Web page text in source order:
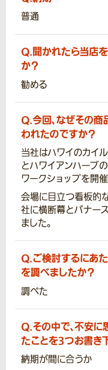
普通
Q.聞かれたら当店
か？
勧める
Q.今回、なぜその商
われたのですか？
当社はハワイのカイ
とハワイアンハーブ
ワークショップを開
会場に目立つ看板的
社に横断幕とバナー
ました。
Q.ご検討するにあ
を調べましたか？
調べた
Q.その中で、不安に
たことを3つお書き
納期が間に合うか